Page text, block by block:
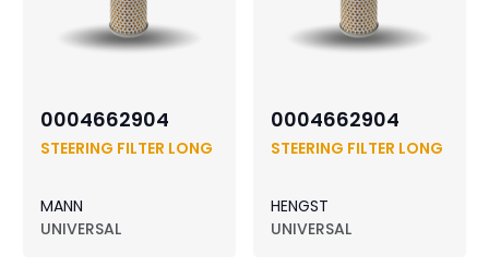
0004662904
STEERING FILTER LONG
MANN
UNIVERSAL
0004662904
STEERING FILTER LONG
HENGST
UNIVERSAL